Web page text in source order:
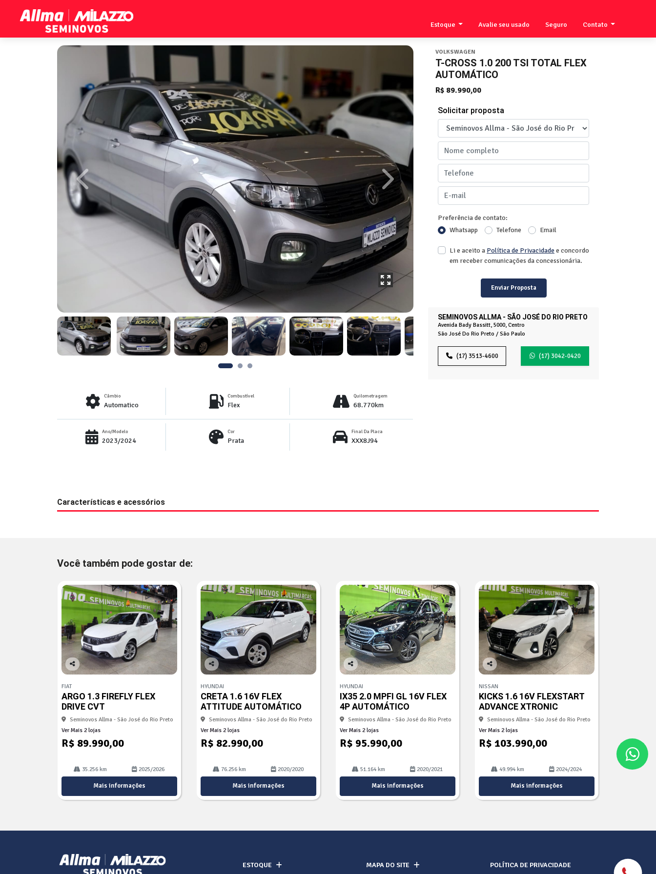
Estoque Avalie seu usado Seguro Contato
VOLKSWAGEN
T-CROSS 1.0 200 TSI TOTAL FLEX
AUTOMÁTICO
R$ 89.990,00
SEMINOVOS ALLMA - SÃO JOSÉ DO RIO PRETO
Avenida Bady Bassitt, 5000, Centro
São José Do Rio Preto / São Paulo
(17) 3513-4600 (17) 3042-0420
Solicitar proposta
Preferência de contato:
Whatsapp
Telefone Email
Li e aceito a Política de Privacidadee concordo
em receber comunicações da concessionária.
Enviar Proposta
Previous Next
Câmbio
Automatico
Combustível
Flex
Quilometragem
68.770km
Ano/Modelo
2023/2024
Cor
Prata
Final Da Placa
XXX8J94
Características e acessórios
Você também pode gostar de:
Co
arti
lhe
FIAT
ARGO 1.3 FIREFLY FLEX
DRIVE CVT
Seminovos Allma - São José do Rio Preto
Ver Mais 2 lojas
R$ 89.990,00
35.256 km 2025/2026
Mais informações
Co
arti
lhe
HYUNDAI
CRETA 1.6 16V FLEX
ATTITUDE AUTOMÁTICO
Seminovos Allma - São José do Rio Preto
Ver Mais 2 lojas
R$ 82.990,00
76.256 km 2020/2020
Mais informações
Co
arti
lhe
HYUNDAI
IX35 2.0 MPFI GL 16V FLEX
4P AUTOMÁTICO
Seminovos Allma - São José do Rio Preto
Ver Mais 2 lojas
R$ 95.990,00
51.164 km 2020/2021
Mais informações
Co
arti
lhe
NISSAN
KICKS 1.6 16V FLEXSTART
ADVANCE XTRONIC
Seminovos Allma - São José do Rio Preto
Ver Mais 2 lojas
R$ 103.990,00
49.994 km 2024/2024
Mais informações
ESTOQUE MAPA DO SITE POLÍTICA DE PRIVACIDADE